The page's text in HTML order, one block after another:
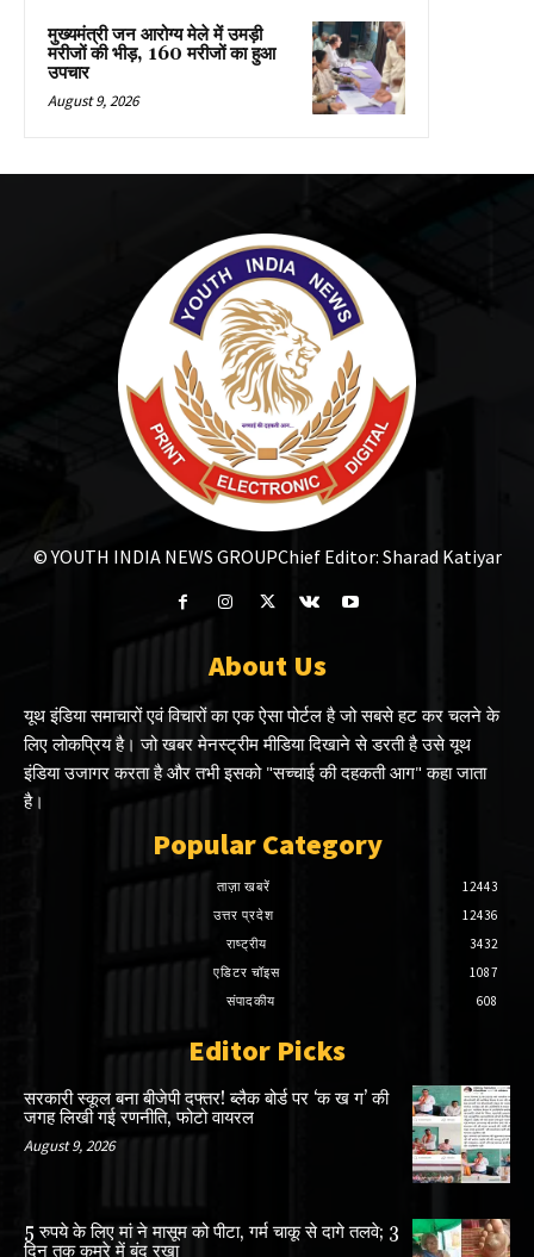
मुख्यमंत्री जन आरोग्य मेले में उमड़ी
मरीजों की भीड़, 160 मरीजों का हुआ
उपचार
August 9, 2026
© YOUTH INDIA NEWS GROUPChief Editor: Sharad Katiyar
About Us
यूथ इंडिया समाचारों एवं विचारों का एक ऐसा पोर्टल है जो सबसे हट कर चलने के
लिए लोकप्रिय है। जो खबर मेनस्ट्रीम मीडिया दिखाने से डरती है उसे यूथ
इंडिया उजागर करता है और तभी इसको "सच्चाई की दहकती आग" कहा जाता
है।
Popular Category
ताज़ा खबरें
12443
उत्तर प्रदेश
12436
राष्ट्रीय
3432
एडिटर चॉइस
1087
संपादकीय
608
Editor Picks
सरकारी स्कूल बना बीजेपी दफ्तर! ब्लैक बोर्ड पर ‘क ख ग’ की
जगह लिखी गई रणनीति, फोटो वायरल
August 9, 2026
5 रुपये के लिए मां ने मासूम को पीटा, गर्म चाकू से दागे तलवे; 3
दिन तक कमरे में बंद रखा